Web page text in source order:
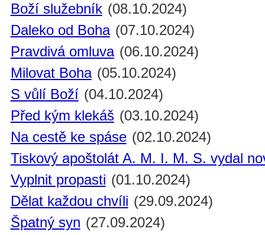
Boží služebník (08.10.2024)
Daleko od Boha (07.10.2024)
Pravdivá omluva (06.10.2024)
Milovat Boha (05.10.2024)
S vůlí Boží (04.10.2024)
Před kým klekáš (03.10.2024)
Na cestě ke spáse (02.10.2024)
Tiskový apoštolát A. M. I. M. S. vydal
Vyplnit propasti (01.10.2024)
Dělat každou chvíli (29.09.2024)
Špatný syn (27.09.2024)